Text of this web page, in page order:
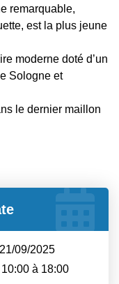
remarquable,
est la plus jeune
moderne doté d’un
Sologne et
le dernier maillon
09/2025
10:00 à 18:00